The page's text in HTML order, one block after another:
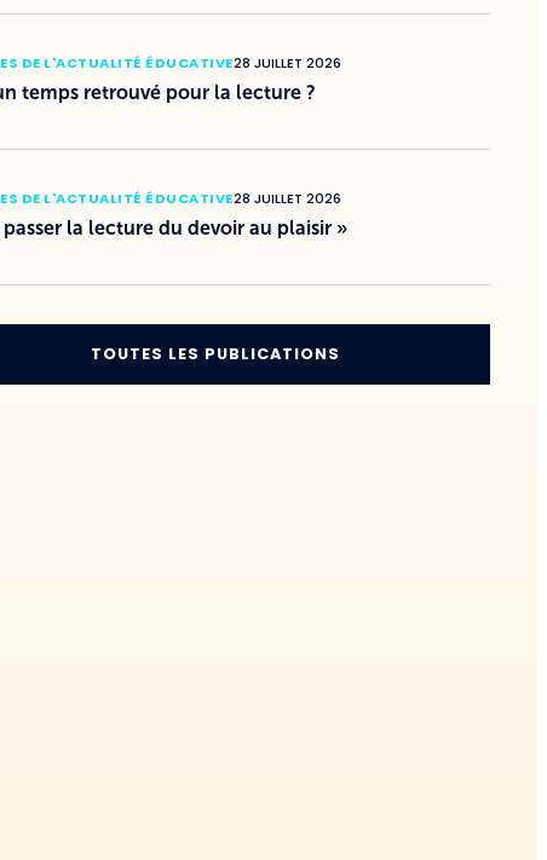
DE L'ACTUALITÉ ÉDUCATIVE28 JUILLET 2026
temps retrouvé pour la lecture ?
DE L'ACTUALITÉ ÉDUCATIVE28 JUILLET 2026
passer la lecture du devoir au plaisir »
TOUTES LES PUBLICATIONS